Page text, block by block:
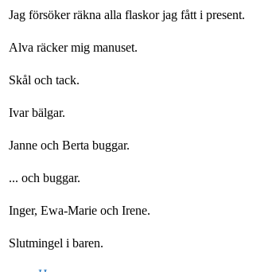
Jag försöker räkna alla flaskor jag fått i present.
Alva räcker mig manuset.
Skål och tack.
Ivar bälgar.
Janne och Berta buggar.
... och buggar.
Inger, Ewa-Marie och Irene.
Slutmingel i baren.